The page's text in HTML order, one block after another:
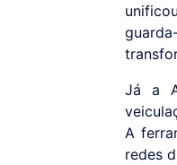
Já a
A
redes